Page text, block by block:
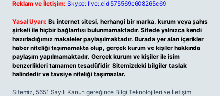
Reklam ve İletişim: Skype: live:.cid.575569c608265c69
Yasal Uyarı: Bu internet sitesi, herhangi bir marka, kurum veya şahıs
şirketi ile hiçbir bağlantısı bulunmamaktadır. Sitede yalnızca kendi
hazırladığımız makaleler paylaşılmaktadır. Burada yer alan içerikler
haber niteliği taşımamakta olup, gerçek kurum ve kişiler hakkında
paylaşım yapılmamaktadır. Gerçek kurum ve kişiler ile isim
benzerlikleri tamamen tesadüfidir. Sitemizdeki bilgiler taslak
halindedir ve tavsiye niteliği taşımazlar.
Sitemiz, 5651 Sayılı Kanun gereğince Bilgi Teknolojileri ve İletişim